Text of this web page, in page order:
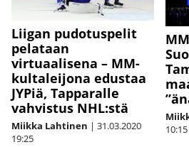
Liigan pudotuspelit
pelataan
virtuaalisena – MM-
kultaleijona edustaa
JYPiä, Tapparalle
vahvistus NHL:stä
Miikka Lahtinen | 31.03.2020
19:25
10:15